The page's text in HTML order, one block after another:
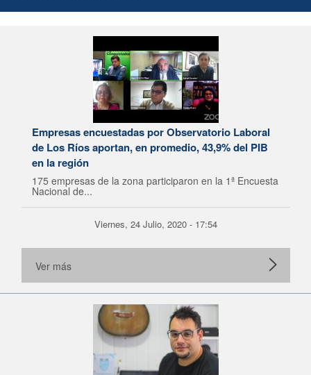
Empresas encuestadas por Observatorio Laboral
de Los Ríos aportan, en promedio, 43,9% del PIB
en la región
175 empresas de la zona participaron en la 1ª Encuesta
Nacional de...
Viernes, 24 Julio, 2020 - 17:54
Ver más